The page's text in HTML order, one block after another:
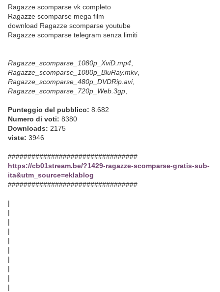
Ragazze scomparse vk completo
Ragazze scomparse mega film
download Ragazze scomparse youtube
Ragazze scomparse telegram senza limiti
Ragazze_scomparse_1080p_XviD.mp4
Ragazze_scomparse_1080p_BluRay.mkv,
Ragazze_scomparse_480p_DVDRip.avi,
Ragazze_scomparse_720p_Web.3gp
Punteggio del pubblico: 8.682
Numero di voti: 8380
Downloads: 2175
viste: 3946
#################################
https://cb01stream.be/?1429-ragazze-scomparse-gratis-sub-
ita&utm_source=eklablog
#################################
|
|
|
|
|
|
|
|
|
|